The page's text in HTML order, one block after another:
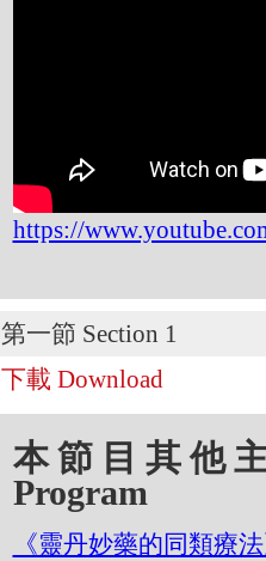
https://
第一節 Section 1
下載 Download
本節目其他
Program
《靈丹妙藥的同類療